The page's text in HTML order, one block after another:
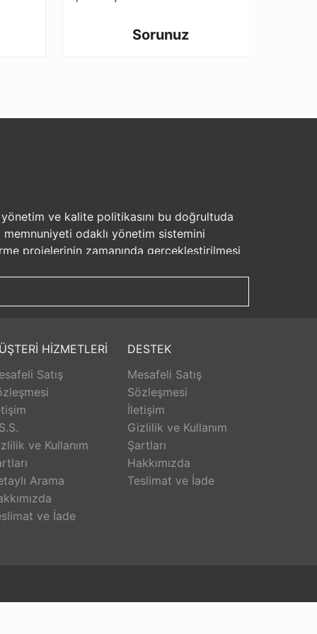
Sorunuz
ve kalite politikasını bu doğrultuda
memnuniyeti odaklı yönetim sistemini
projelerinin zamanında gerçekleştirilmesi
ve çevreye saygılı olmak • Çalışanlarının
HİZMETLERİ
Satış
ve Kullanım
Arama
ve İade
DESTEK
Mesafeli Satış
Sözleşmesi
İletişim
Gizlilik ve Kullanım
Şartları
Hakkımızda
Teslimat ve İade